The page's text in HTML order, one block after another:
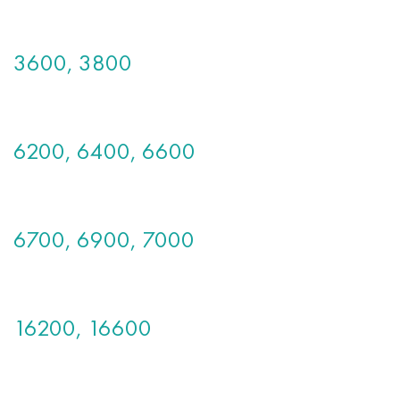
3600, 3800
6200, 6400, 6600
6700, 6900, 7000
16200, 16600